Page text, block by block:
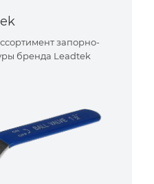
запорно-
бренда Leadtek